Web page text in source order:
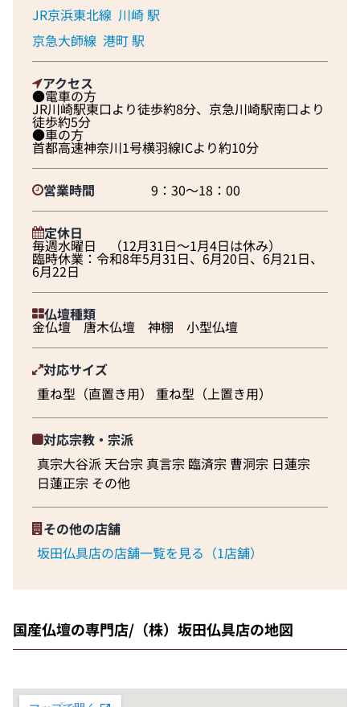
JR京浜東北線 川崎 駅
京急大師線 港町 駅
アクセス
●電車の方
JR川崎駅東口より徒歩約8分、京急川崎駅南口より
徒歩約5分
●車の方
首都高速神奈川1号横羽線ICより約10分
営業時間 9：30～18：00
定休日
毎週水曜日 （12月31日～1月4日は休み）
臨時休業：令和8年5月31日、6月20日、6月21日、
6月22日
仏壇種類
金仏壇 唐木仏壇 神棚 小型仏壇
対応サイズ
重ね型（直置き用） 重ね型（上置き用）
対応宗教・宗派
真宗大谷派 天台宗 真言宗 臨済宗 曹洞宗 日蓮宗
日蓮正宗 その他
その他の店舗
坂田仏具店の店舗一覧を見る（1店舗）
国産仏壇の専門店/（株）坂田仏具店の地図